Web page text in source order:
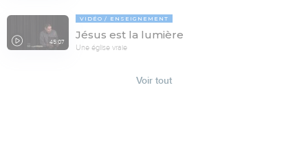
45:07
VIDÉO ENSEIGNEMENT
Jésus est la lumière
Une église vraie
Voir tout